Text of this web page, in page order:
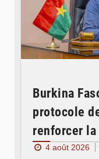
Burkina
protocole
renforcer
4 août 2026